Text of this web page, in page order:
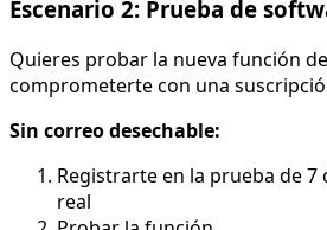
Escenario 2: Prueba de
Quieres probar la nueva función
comprometerte con una
Sin correo desechable:
Registrarte en la prueba de
real